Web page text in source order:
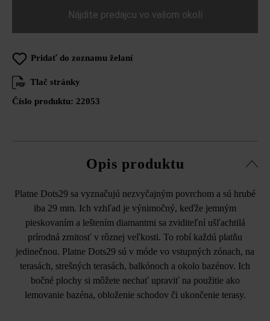
Nájdite predajcu vo vašom okolí
Pridať do zoznamu želaní
Tlač stránky
Číslo produktu: 22053
Opis produktu
Platne Dots29 sa vyznačujú nezvyčajným povrchom a sú hrubé
iba 29 mm. Ich vzhľad je výnimočný, keďže jemným
pieskovaním a leštením diamantmi sa zviditeľní ušľachtilá
prírodná zrnitosť v rôznej veľkosti. To robí každú platňu
jedinečnou. Platne Dots29 sú v móde vo vstupných zónach, na
terasách, strešných terasách, balkónoch a okolo bazénov. Ich
bočné plochy si môžete nechať upraviť na použitie ako
lemovanie bazéna, obloženie schodov či ukončenie terasy.